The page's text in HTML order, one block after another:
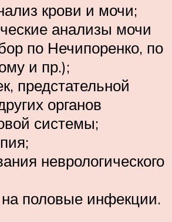
крови и мочи;
анализы мочи
по Нечипоренко, по
и пр.);
предстательной
органов
системы;
неврологического
половые инфекции.